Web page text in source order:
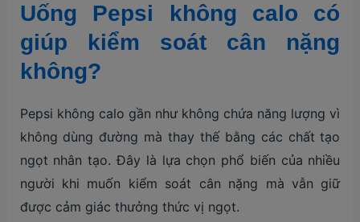
Uống Pepsi không calo có
giúp kiểm soát cân nặng
không?
Pepsi không calo gần như không chứa năng lượng vì
không dùng đường mà thay thế bằng các chất tạo
ngọt nhân tạo. Đây là lựa chọn phổ biến của nhiều
người khi muốn kiểm soát cân nặng mà vẫn giữ
được cảm giác thưởng thức vị ngọt.